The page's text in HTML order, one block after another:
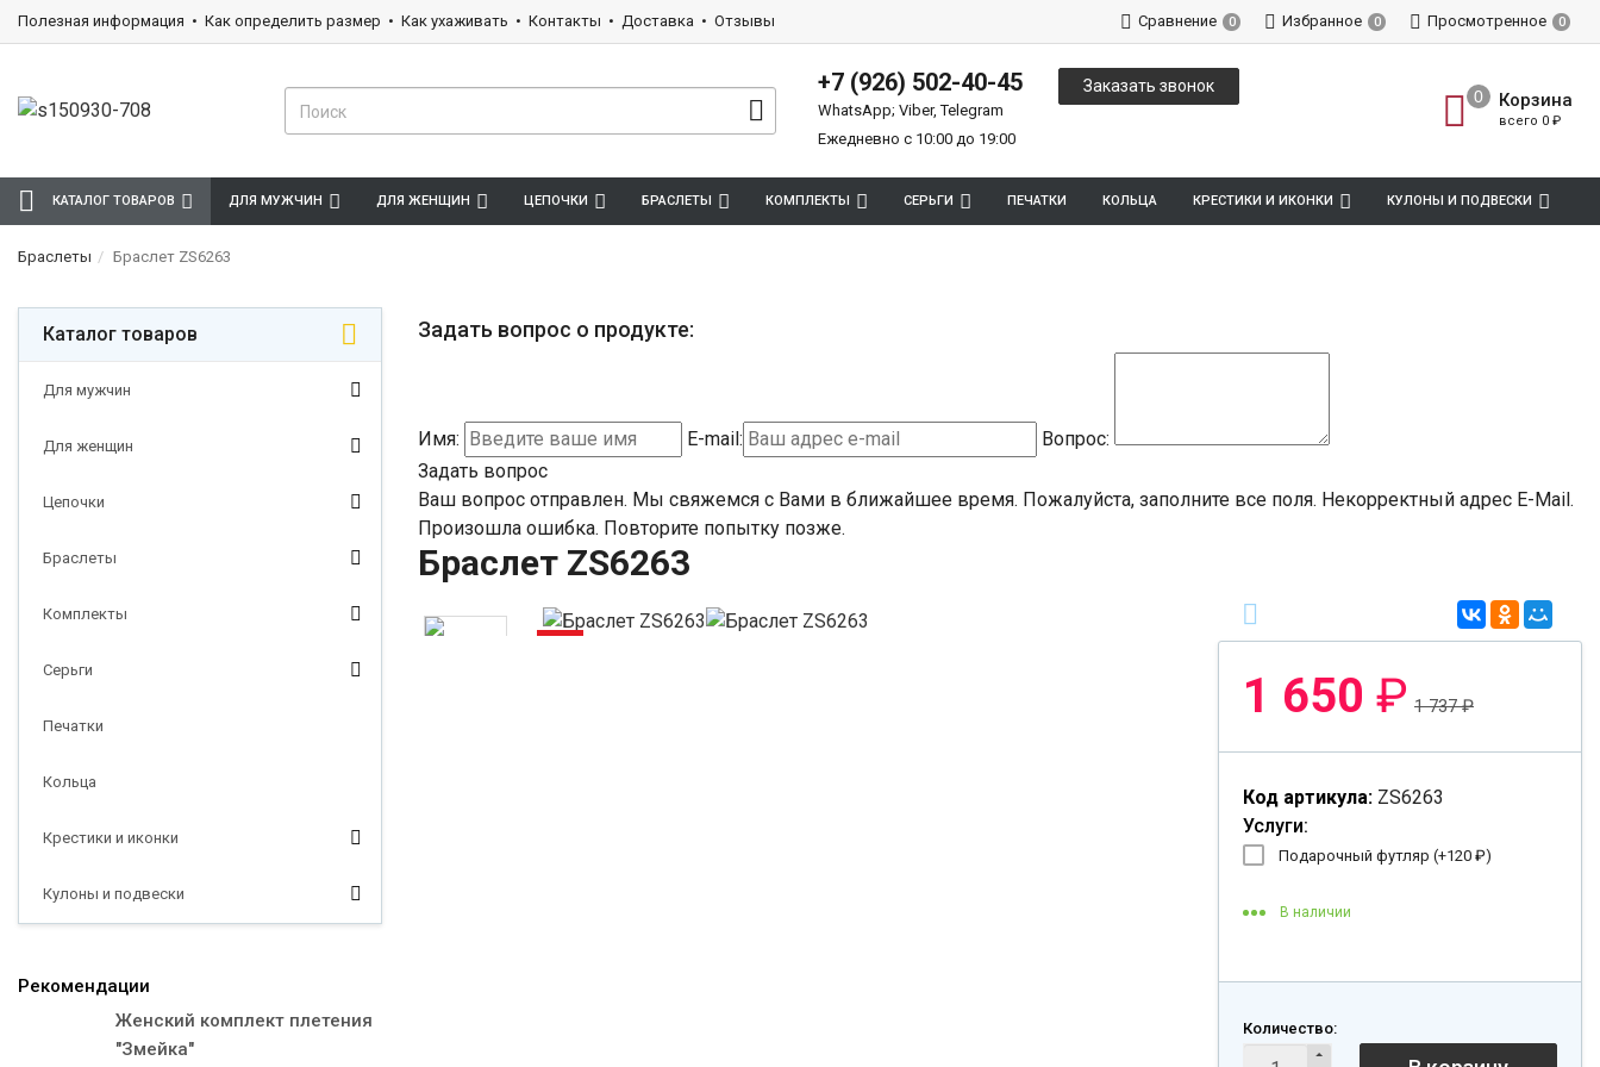
Полезная информация Как определить размер Как ухаживать Контакты Доставка Отзывы Сравнение 0 Избранное 0 Просмотренное 0
+7 (926) 502-40-45
WhatsApp; Viber, Telegram
Ежедневно с 10:00 до 19:00
Заказать звонок
Корзина
всего 0 ₽
КАТАЛОГ ТОВАРОВ ДЛЯ МУЖЧИН ДЛЯ ЖЕНЩИН ЦЕПОЧКИ БРАСЛЕТЫ КОМПЛЕКТЫ СЕРЬГИ ПЕЧАТКИ КОЛЬЦА КРЕСТИКИ И ИКОНКИ КУЛОНЫ И ПОДВЕСКИ
Браслеты Браслет ZS6263
Каталог товаров
Для мужчин
Для женщин
Цепочки
Браслеты
Комплекты
Серьги
Печатки
Кольца
Крестики и иконки
Кулоны и подвески
Рекомендации
Женский комплект плетения
"Змейка"
Задать вопрос о продукте:
Имя: E-mail:
Вопрос:
Задать вопрос
Ваш вопрос отправлен. Мы свяжемся с Вами в ближайшее время. Пожалуйста, заполните все поля. Некорректный адрес E-Mail.
Произошла ошибка. Повторите попытку позже.
Браслет ZS6263
-6%
1 650 ₽ 1 737₽
Код артикула: ZS6263
Услуги:
Подарочный футляр (+120 ₽)
В наличии
Количество: